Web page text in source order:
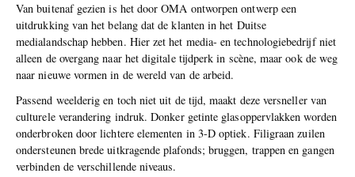
Van buitenaf gezien is het door OMA ontworpen ontwerp een
uitdrukking van het belang dat de klanten in het Duitse
medialandschap hebben. Hier zet het media- en technologiebedrijf niet
alleen de overgang naar het digitale tijdperk in scène, maar ook de weg
naar nieuwe vormen in de wereld van de arbeid.
Passend weelderig en toch niet uit de tijd, maakt deze versneller van
culturele verandering indruk. Donker getinte glasoppervlakken worden
onderbroken door lichtere elementen in 3-D optiek. Filigraan zuilen
ondersteunen brede uitkragende plafonds; bruggen, trappen en gangen
verbinden de verschillende niveaus.